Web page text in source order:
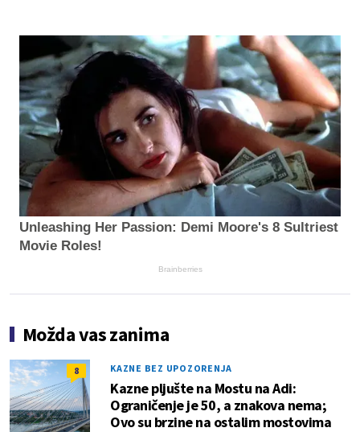
Unleashing Her Passion: Demi Moore's 8 Sultriest
Movie Roles!
Brainberries
Možda vas zanima
8 KAZNE BEZ UPOZORENJA
Kazne pljušte na Mostu na Adi:
Ograničenje je 50, a znakova nema;
Ovo su brzine na ostalim mostovima